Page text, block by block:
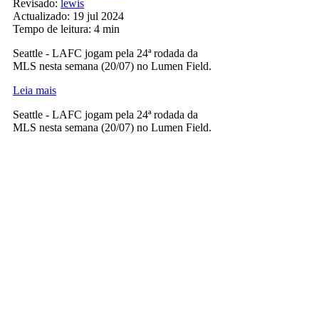
Revisado: lewis
Actualizado: 19 jul 2024
Tempo de leitura: 4 min
Seattle - LAFC jogam pela 24ª rodada da
MLS nesta semana (20/07) no Lumen Field.
Leia mais
Seattle - LAFC jogam pela 24ª rodada da
MLS nesta semana (20/07) no Lumen Field.